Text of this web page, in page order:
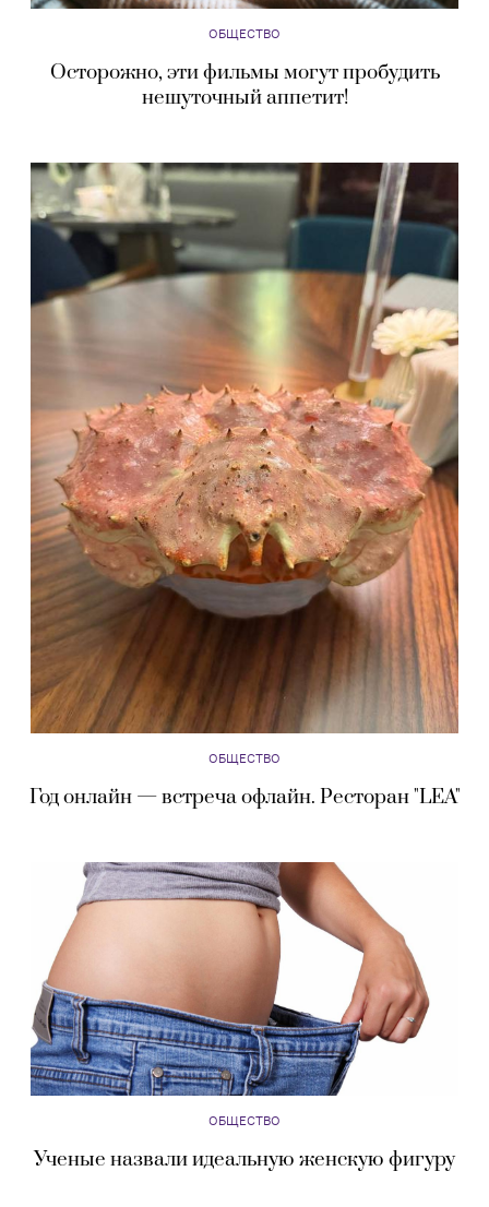
ОБЩЕСТВО
Осторожно, эти фильмы могут пробудить
нешуточный аппетит!
ОБЩЕСТВО
Год онлайн — встреча офлайн. Ресторан "LEA"
ОБЩЕСТВО
Ученые назвали идеальную женскую фигуру